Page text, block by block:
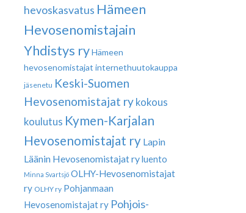
hevoskasvatus Hämeen
Hevosenomistajain
Yhdistys ry Hämeen
hevosenomistajat internethuutokauppa
jäsenetu Keski-Suomen
Hevosenomistajat ry kokous
koulutus Kymen-Karjalan
Hevosenomistajat ry Lapin
Läänin Hevosenomistajat ryluento
Minna Svartsjö OLHY-Hevosenomistajat
ry OLHY ry Pohjanmaan
Hevosenomistajat ry Pohjois-